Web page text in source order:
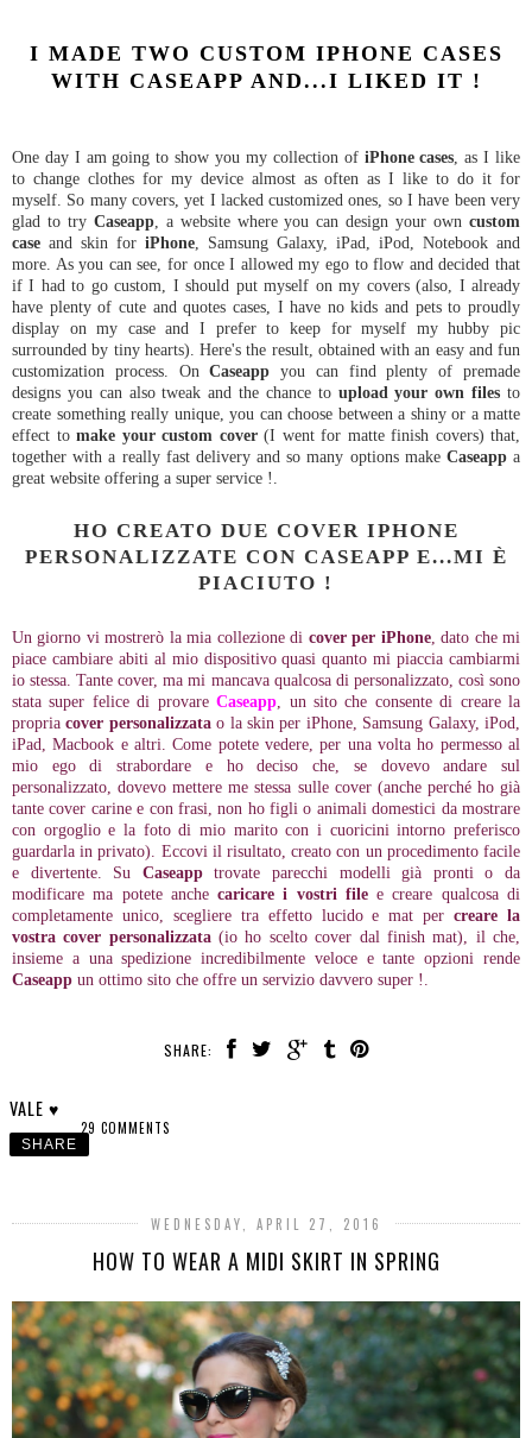
I MADE TWO CUSTOM IPHONE CASES
WITH CASEAPP AND...I LIKED IT !
One day I am going to show you my collection of iPhone cases , as I like
to change clothes for my device almost as often as I like to do it for
myself. So many covers, yet I lacked customized ones, so I have been very
glad to try Caseapp, a website where you can design your own custom
case and skin for iPhone , Samsung Galaxy, iPad, iPod, Notebook and
more. As you can see, for once I allowed my ego to flow and decided that
if I had to go custom, I should put myself on my covers (also, I already
have plenty of cute and quotes cases, I have no kids and pets to proudly
display on my case and I prefer to keep for myself my hubby pic
surrounded by tiny hearts). Here's the result, obtained with an easy and fun
customization process. OnCaseappyou can find plenty of premade
designs you can also tweak and the chance to upload your own files to
create something really unique, you can choose between a shiny or a matte
effect to make your custom cover (I went for matte finish covers) that,
together with a really fast delivery and so many options make Caseappa
great website offering a super service !.
HO CREATO DUE COVER IPHONE
PERSONALIZZATE CON CASEAPP E...MI È
PIACIUTO !
Un giorno vi mostrerò la mia collezione di cover per iPhone, dato che mi
piace cambiare abiti al mio dispositivo quasi quanto mi piaccia cambiarmi
io stessa. Tante cover, ma mi mancava qualcosa di personalizzato, così sono
stata super felice di provareCaseapp , un sito che consente di creare la
propriacover personalizzatao la skin per iPhone, Samsung Galaxy, iPod,
iPad, Macbook e altri. Come potete vedere, per una volta ho permesso al
mio ego di strabordare e ho deciso che, se dovevo andare sul
personalizzato, dovevo mettere me stessa sulle cover (anche perché ho già
tante cover carine e con frasi, non ho figli o animali domestici da mostrare
con orgoglio e la foto di mio marito con i cuoricini intorno preferisco
guardarla in privato). Eccovi il risultato, creato con un procedimento facile
e divertente. Su Caseapptrovate parecchi modelli già pronti o da
modificare ma potete anchecaricare i vostri filee creare qualcosa di
completamente unico, scegliere tra effetto lucido e mat percreare la
vostra cover personalizzata(io ho scelto cover dal finish mat), il che,
insieme a una spedizione incredibilmente veloce e tante opzioni rende
Caseapp un ottimo sito che offre un servizio davvero super !.
SHARE:
VALE ♥
29 COMMENTS
SHARE
WEDNESDAY, APRIL 27, 2016
HOW TO WEAR A MIDI SKIRT IN SPRING